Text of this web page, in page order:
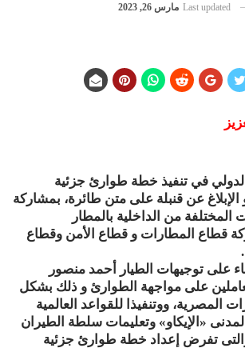
Last updated مارس 26, 2023
في تنفيذ خطة طوارئ جزئية
الإبلاغ عن قنبلة على متن طائرة، بمشاركة
من الداخلية بالمطار
قطاع المطارات و قطاع الأمن وقطاع
على توجيهات الطيار أحمد منصور
على مواجهة الطوارئ و ذلك بشكل
المصرية، ووتنفيذا للقواعد العالمية
«الإيكاو» وتعليمات سلطة الطيران
تفرض إعداد خطة طوارئ جزئية